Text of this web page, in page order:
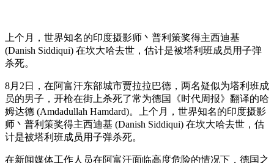
上个月，世界知名的印度摄影师丶普利策奖得主西迪基
(Danish Siddiqui) 在坎大哈去世，估计是被塔利班成员用子弹
杀死。
8月2日，在阿富汗东部城市贾拉拉巴德，两名疑似为塔利班成
员的男子，开枪在街上杀死了常为德国《时代周报》翻译的哈
姆达德 (Amdadullah Hamdard)。上个月，世界知名的印度摄影
师丶普利策奖得主西迪基 (Danish Siddiqui) 在坎大哈去世，估
计是被塔利班成员用子弹杀死。
在新闻媒体工作人员在阿富汗面临高度危险的情况下，德国之